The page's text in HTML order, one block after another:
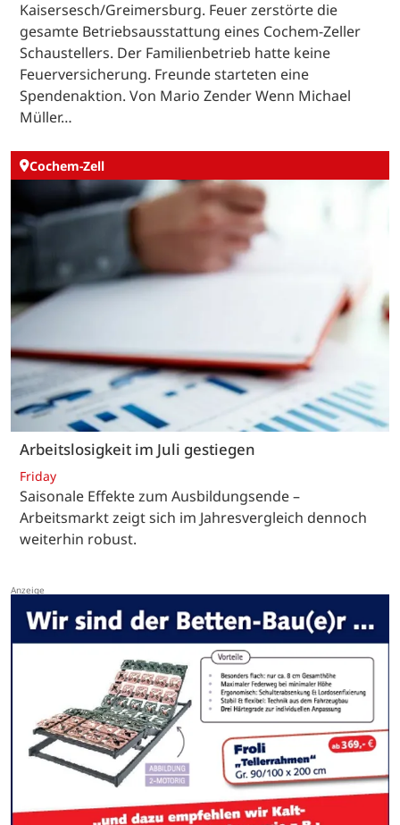
Kaisersesch/Greimersburg. Feuer zerstörte die
gesamte Betriebsausstattung eines Cochem-Zeller
Schaustellers. Der Familienbetrieb hatte keine
Feuerversicherung. Freunde starteten eine
Spendenaktion. Von Mario Zender Wenn Michael
Müller…
Cochem-Zell
Arbeitslosigkeit im Juli gestiegen
Friday
Saisonale Effekte zum Ausbildungsende –
Arbeitsmarkt zeigt sich im Jahresvergleich dennoch
weiterhin robust.